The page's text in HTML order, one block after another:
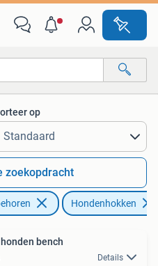
op
zoekopdracht
Hondenhokken
bench
Details